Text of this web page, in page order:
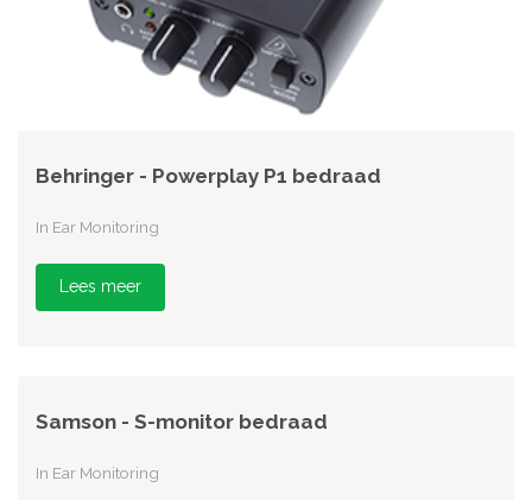
Behringer - Powerplay P1 bedraad
In Ear Monitoring
Lees meer
Samson - S-monitor bedraad
In Ear Monitoring